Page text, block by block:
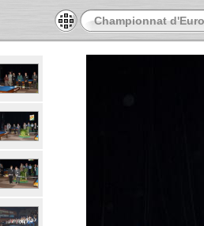
Championnat